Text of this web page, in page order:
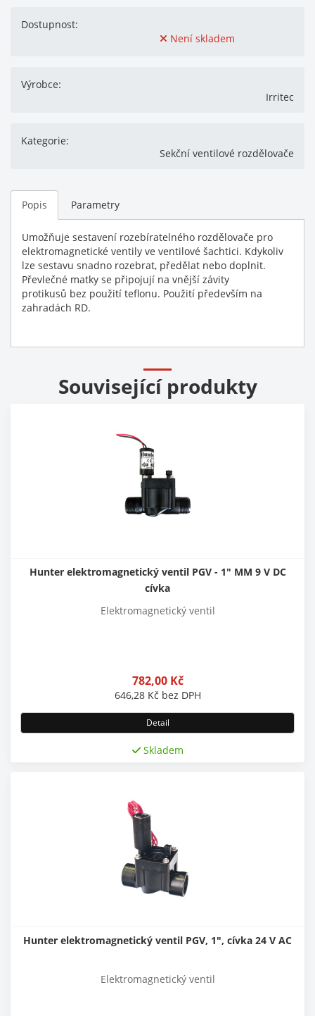
Dostupnost:
Není skladem
Výrobce:
Irritec
Kategorie:
Sekční ventilové rozdělovače
Popis Parametry
Umožňuje sestavení rozebíratelného rozdělovače pro
elektromagnetické ventily ve ventilové šachtici. Kdykoliv
lze sestavu snadno rozebrat, předělat nebo doplnit.
Převlečné matky se připojují na vnější závity
protikusů bez použití teflonu. Použití především na
zahradách RD.
Související produkty
Hunter elektromagnetický ventil PGV - 1" MM 9 V DC
cívka
Elektromagnetický ventil
782,00 Kč
646,28 Kč bez DPH
Detail
Skladem
Hunter elektromagnetický ventil PGV, 1", cívka 24 V AC
Elektromagnetický ventil